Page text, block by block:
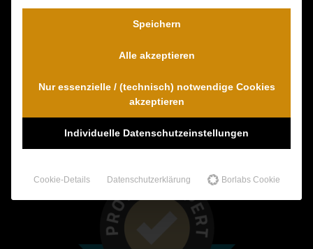
Dr. Wambach & Walter
0421 54 895 10 - Fax
info@schmerzensgeld-spezialisten.de
Zum Kontaktformular
Speichern
Alle akzeptieren
Nur essenzielle / (technisch) notwendige Cookies
akzeptieren
Individuelle Datenschutzeinstellungen
Cookie-Details Datenschutzerklärung Borlabs Cookie